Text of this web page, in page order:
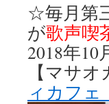
☆毎月第
が歌声喫
2018年10
【マサ
ィカフェ